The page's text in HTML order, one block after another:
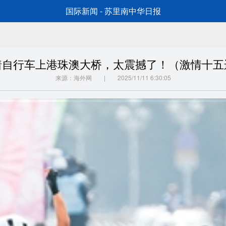
国际新闻 - 苏里南中华日报
行车上港珠澳大桥，太震撼了！（激情十
来源：海外网 | 2025/11/11 6:30:05